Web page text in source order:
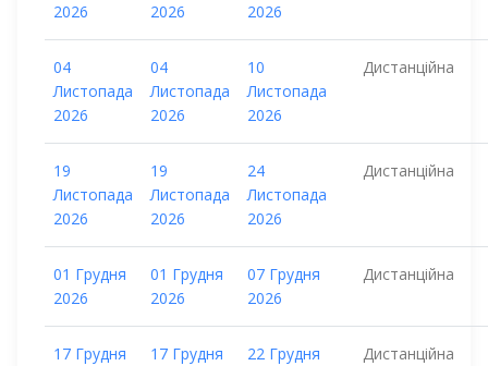
2026
2026
2026
04
Листопада
2026
04
Листопада
2026
10
Листопада
2026
Дистанційна
19
Листопада
2026
19
Листопада
2026
24
Листопада
2026
Дистанційна
01 Грудня
2026
01 Грудня
2026
07 Грудня
2026
Дистанційна
17 Грудня
17 Грудня
22 Грудня
Дистанційна